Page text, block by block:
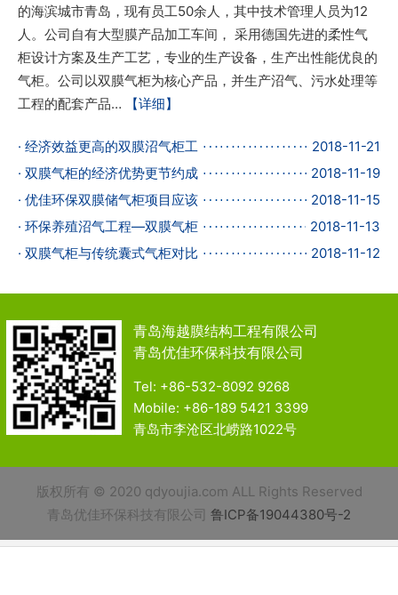
的海滨城市青岛，现有员工50余人，其中技术管理人员为12
人。公司自有大型膜产品加工车间， 采用德国先进的柔性气
柜设计方案及生产工艺，专业的生产设备，生产出性能优良的
气柜。公司以双膜气柜为核心产品，并生产沼气、污水处理等
工程的配套产品…
【详细】
· 经济效益更高的双膜沼气柜工
2018-11-21
· 双膜气柜的经济优势更节约成
2018-11-19
· 优佳环保双膜储气柜项目应该
2018-11-15
· 环保养殖沼气工程—双膜气柜
2018-11-13
· 双膜气柜与传统囊式气柜对比
2018-11-12
青岛海越膜结构工程有限公司
青岛优佳环保科技有限公司
Tel: +86-532-8092 9268
Mobile: +86-189 5421 3399
青岛市李沧区北崂路1022号
版权所有 © 2020 qdyoujia.com ALL Rights Reserved
青岛优佳环保科技有限公司 鲁ICP备19044380号-2